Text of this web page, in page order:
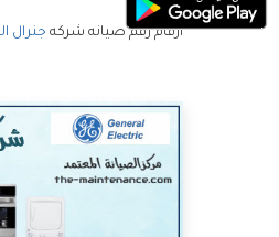
ارقام رقم صيانه شركه جنرال